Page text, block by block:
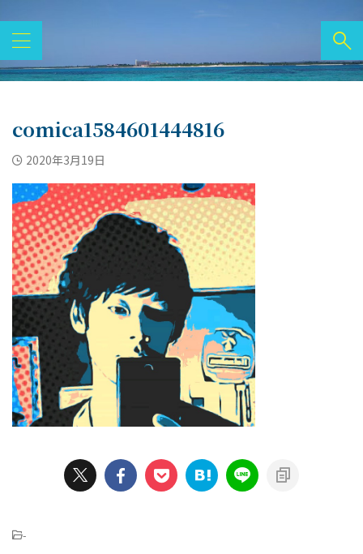
comica1584601444816
2020年3月19日
-